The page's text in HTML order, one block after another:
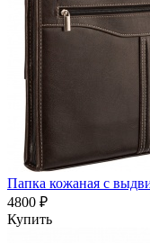
Папка кожаная с
4800 ₽
Купить